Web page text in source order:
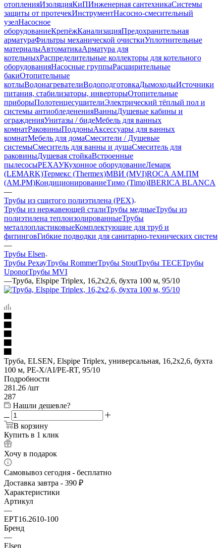
отопленияИзоляцияКиПИнженерная сантехникаСистемы
защиты от протечекИнструментНасосно-смесительный
узелНасосное
оборудованиеКрепёжКанализацияПредохранительная
арматураФильтры механической очисткиУплотнительные
материалыАвтоматикаАрматура для
котельныхРаспределительные коллекторы для котельного
оборудованияНасосные группыРасширительные
бакиОтопительные
котлыВодонагревателиВодоподготовкаДымоходыИсточники
питания, стабилизаторы, инверторыОтопительные
приборыПолотенцесушителиЭлектрический тёплый пол и
системы антиобледененияВанныДушевые кабины и
огражденияУнитазы / бидеМебель для ванных
комнатРаковиныПоддоныАксессуары для ванных
комнатМебель для домаСмесители / Душевые
системыСмеситель для ванны и душаСмеситель для
раковиныДушевая стойкаВстроенные
пылесосыРЕХАУКухонное оборудованиеЛемарк
(LEMARK)Термекс (Thermex)МВИ (MVI)ROCA АМ.ПМ
(AM.PM)КондиционированиеТимо (Timo)IBERICA BLANCA
—
Трубы из сшитого полиэтилена (PEX)
Трубы из нержавеющей сталиТрубы медныеТрубы из
полиэтилена теплоизолированныеТрубы
металлопластиковыеКомплектующие для труб и
фитинговГибкие подводки для санитарно-технических систем
—
Трубы Elsen
Трубы РехауТрубы RommerТрубы StoutТрубы TECEТрубы
UponorТрубы MVI
—Труба, Elspipe Triplex, 16,2x2,6, бухта 100 м, 95/10
Труба, ELSEN, Elspipe Triplex, универсальная, 16,2x2,6, бухта
100 м, PE-X/AI/PE-RT, 95/10
Подробности
281.26 /шт
287
Нашли дешевле?
В корзину
Купить в 1 клик
Хочу в подарок
Самовывоз сегодня - бесплатно
Доставка завтра - 390 ₽
Характеристики
Артикул
—
EPT16.2610-100
Бренд
—
Elsen